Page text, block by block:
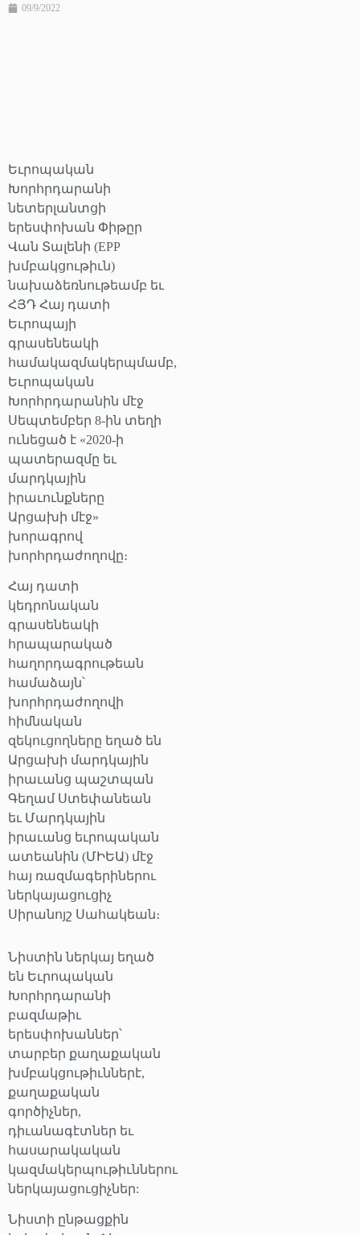
09/9/2022
Եւրոպական
Խորհրդարանի
նետերլանտցի
երեսփոխան Փիթըր
Վան Տալենի (EPP
խմբակցութիւն)
նախաձեռնութեամբ եւ
ՀՅԴ Հայ դատի
Եւրոպայի
գրասենեակի
համակազմակերպմամբ,
Եւրոպական
Խորհրդարանին մէջ
Սեպտեմբեր 8-ին տեղի
ունեցած է «2020-ի
պատերազմը եւ
մարդկային
իրաւունքները
Արցախի մէջ»
խորագրով
խորհրդաժողովը։
Հայ դատի
կեդրոնական
գրասենեակի
հրապարակած
հաղորդագրութեան
համաձայն՝
խորհրդաժողովի
հիմնական
զեկուցողները եղած են
Արցախի մարդկային
իրաւանց պաշտպան
Գեղամ Ստեփանեան
եւ Մարդկային
իրաւանց եւրոպական
ատեանին (ՄԻԵԱ) մէջ
հայ ռազմագերիներու
ներկայացուցիչ
Սիրանոյշ Սահակեան։
Նիստին ներկայ եղած
են Եւրոպական
Խորհրդարանի
բազմաթիւ
երեսփոխաններ՝
տարբեր քաղաքական
խմբակցութիւններէ,
քաղաքական
գործիչներ,
դիւանագէտներ եւ
հասարակական
կազմակերպութիւններու
ներկայացուցիչներ:
Նիստի ընթացքին